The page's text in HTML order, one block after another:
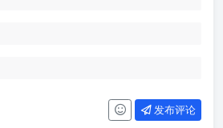
发布评论